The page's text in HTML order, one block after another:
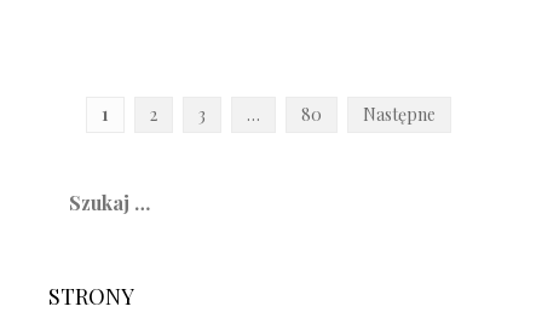
Stronicowanie
1 2 3 … 80 Następne
STRONY